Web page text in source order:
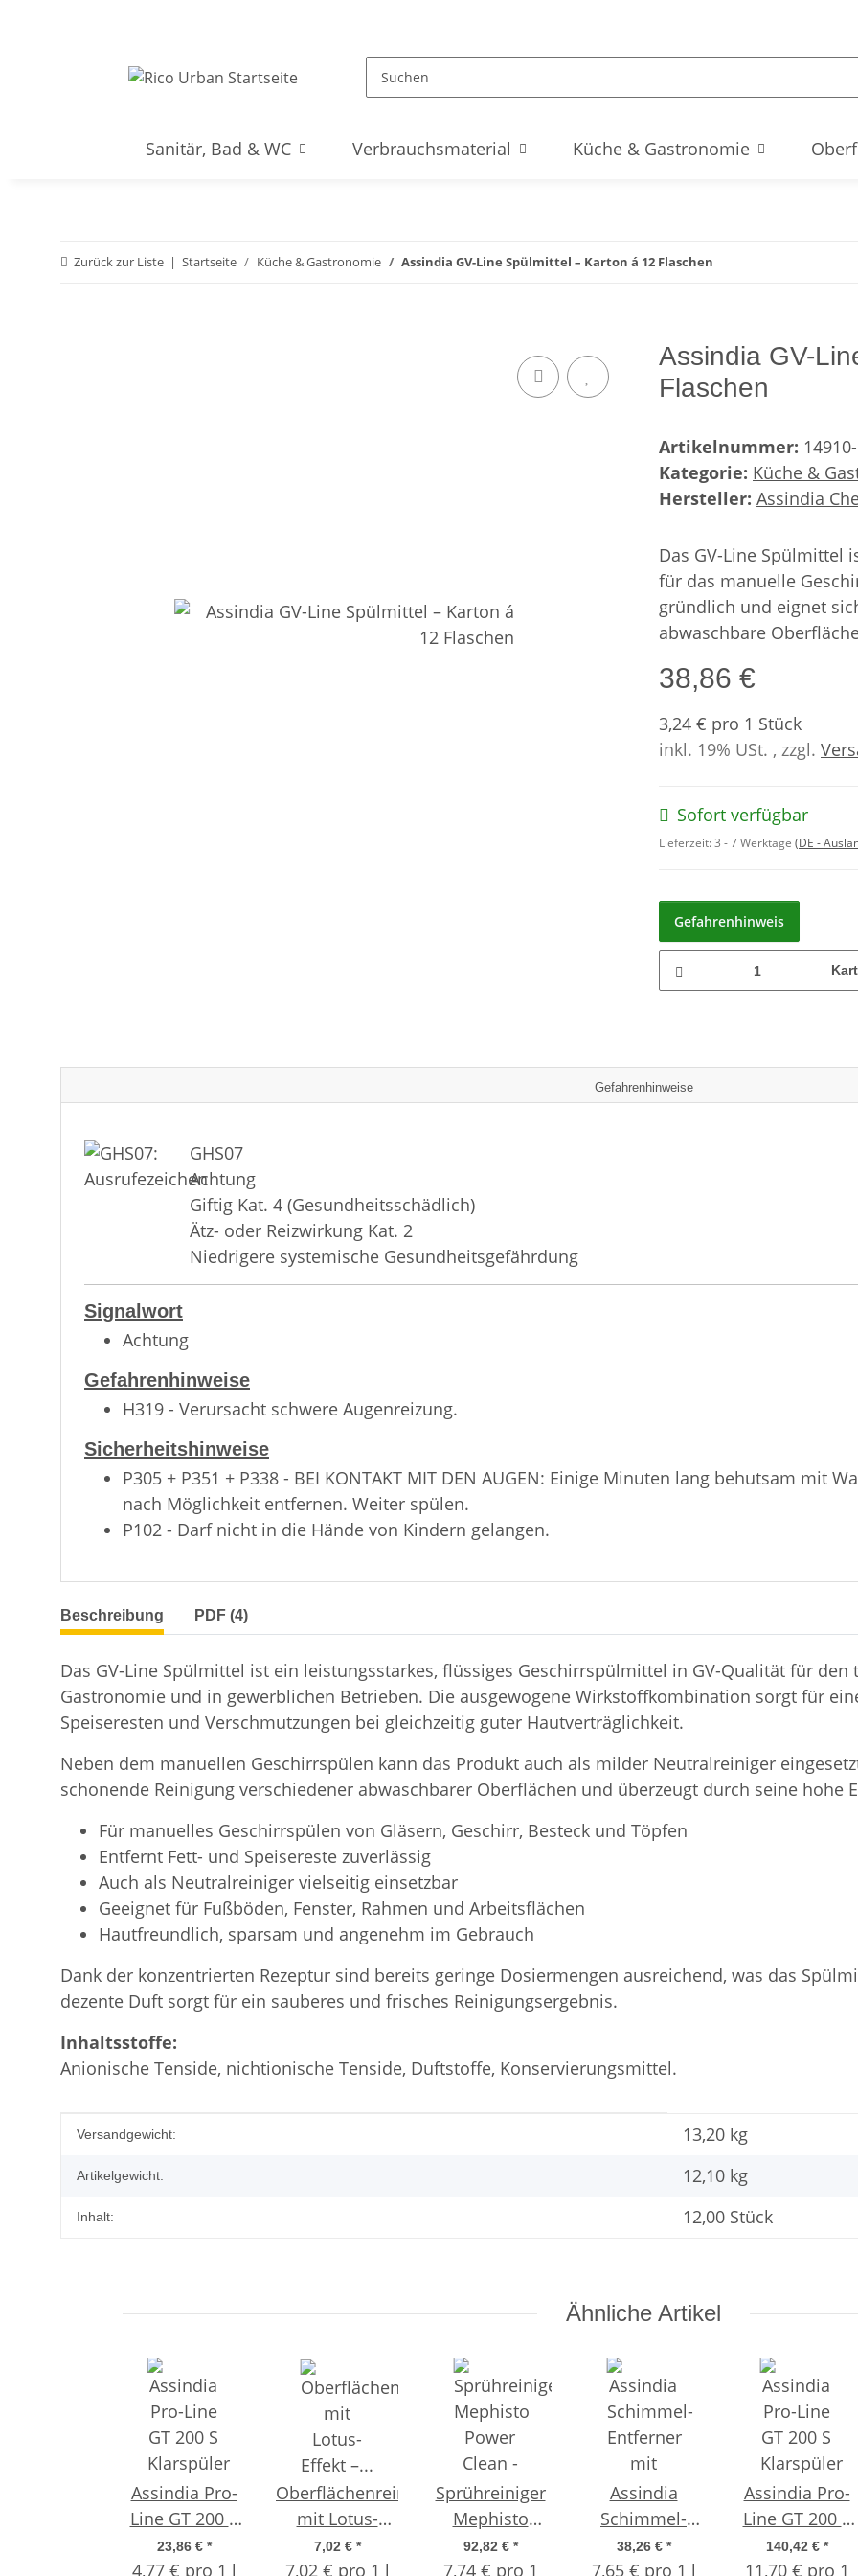
Sanitär, Bad & WC Verbrauchsmaterial Küche & Gastronomie
Zurück zur Liste Startseite Küche & Gastronomie Assindia GV-Line Spülmittel – Karton á 12 Flaschen
Assindia GV-
Flaschen
Artikelnummer:
Kategorie: Küche &
Hersteller: Assindia
Das GV-Line Spülmittel
für das manuelle
gründlich und eignet
abwaschbare
38,86 €
3,24 € pro 1 Stück
inkl. 19% USt. , zzgl.
Sofort verfügbar
Lieferzeit:3 - 7 Werktage (DE -
Gefahrenhinweis
Gefahrenhinweise
GHS07
Achtung
Giftig Kat. 4 (Gesundheitsschädlich)
Ätz- oder Reizwirkung Kat. 2
Niedrigere systemische Gesundheitsgefährdung
Signalwort
Achtung
Gefahrenhinweise
H319 - Verursacht schwere Augenreizung.
Sicherheitshinweise
P305 + P351 + P338 - BEI KONTAKT MIT DEN AUGEN: Einige Minuten lang behutsam mit
nach Möglichkeit entfernen. Weiter spülen.
P102 - Darf nicht in die Hände von Kindern gelangen.
weitere Registerkarten anzeigen
Beschreibung PDF (4)
Das GV-Line Spülmittel ist ein leistungsstarkes, flüssiges Geschirrspülmittel in GV-Qualität für
Gastronomie und in gewerblichen Betrieben. Die ausgewogene Wirkstoffkombination sorgt für
Speiseresten und Verschmutzungen bei gleichzeitig guter Hautverträglichkeit.
Neben dem manuellen Geschirrspülen kann das Produkt auch als milder Neutralreiniger
schonende Reinigung verschiedener abwaschbarer Oberflächen und überzeugt durch seine hohe
Für manuelles Geschirrspülen von Gläsern, Geschirr, Besteck und Töpfen
Entfernt Fett- und Speisereste zuverlässig
Auch als Neutralreiniger vielseitig einsetzbar
Geeignet für Fußböden, Fenster, Rahmen und Arbeitsflächen
Hautfreundlich, sparsam und angenehm im Gebrauch
Dank der konzentrierten Rezeptur sind bereits geringe Dosiermengen ausreichend, was das
dezente Duft sorgt für ein sauberes und frisches Reinigungsergebnis.
Inhaltsstoffe:
Anionische Tenside, nichtionische Tenside, Duftstoffe, Konservierungsmittel.
Produkteigenschaft
Wert
Versandgewicht: 13,20 kg
Artikelgewicht: 12,10 kg
Inhalt: 12,00 Stück
Ähnliche Artikel
Assindia Pro-
Line GT 200 S
Klarspüler - 5
Liter
23,86 € *
4,77 € pro 1 l
Oberflächenreiniger
mit Lotus-
Effekt –
Effektive
7,02 € *
7,02 € pro 1 l
Sprühreiniger
Mephisto
Power Clean -
Karton á 12
92,82 € *
7,74 € pro 1
Assindia
Schimmel-
Entferner mit
Aktivchlor – 5
38,26 € *
7,65 € pro 1 l
Assindia Pro-
Line GT 200 S
Klarspüler 1
Liter - Karton á
140,42 € *
11,70 € pro 1